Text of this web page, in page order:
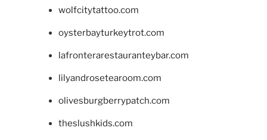
wolfcitytattoo.com
oysterbayturkeytrot.com
lafronterarestauranteybar.com
lilyandrosetearoom.com
olivesburgberrypatch.com
theslushkids.com